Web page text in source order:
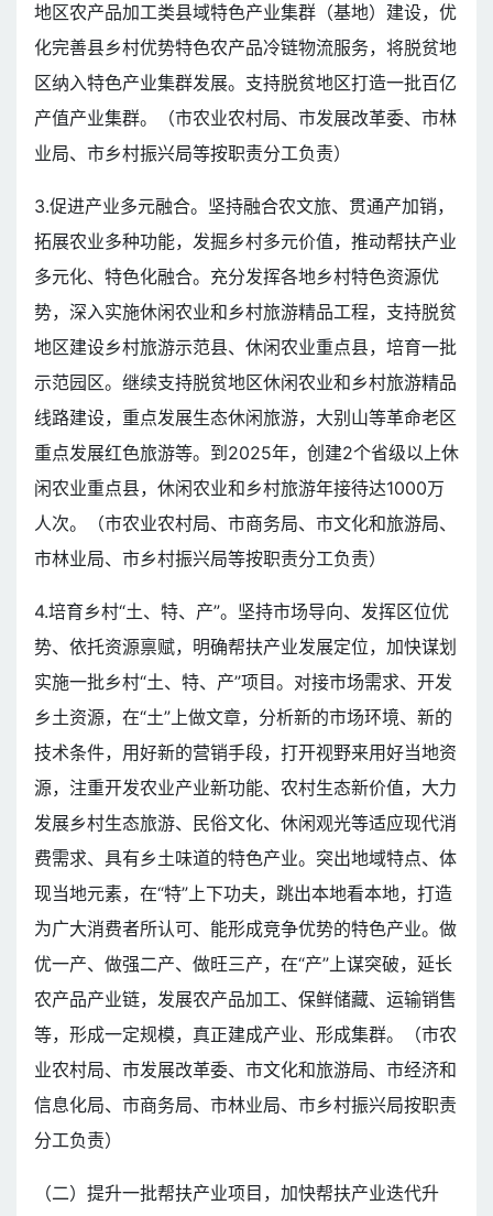
地区农产品加工类县域特色产业集群（基地）建设，优
化完善县乡村优势特色农产品冷链物流服务，将脱贫地
区纳入特色产业集群发展。支持脱贫地区打造一批百亿
产值产业集群。（市农业农村局、市发展改革委、市林
业局、市乡村振兴局等按职责分工负责）
3.促进产业多元融合。坚持融合农文旅、贯通产加销，
拓展农业多种功能，发掘乡村多元价值，推动帮扶产业
多元化、特色化融合。充分发挥各地乡村特色资源优
势，深入实施休闲农业和乡村旅游精品工程，支持脱贫
地区建设乡村旅游示范县、休闲农业重点县，培育一批
示范园区。继续支持脱贫地区休闲农业和乡村旅游精品
线路建设，重点发展生态休闲旅游，大别山等革命老区
重点发展红色旅游等。到2025年，创建2个省级以上休
闲农业重点县，休闲农业和乡村旅游年接待达1000万
人次。（市农业农村局、市商务局、市文化和旅游局、
市林业局、市乡村振兴局等按职责分工负责）
4.培育乡村“土、特、产”。坚持市场导向、发挥区位优
势、依托资源禀赋，明确帮扶产业发展定位，加快谋划
实施一批乡村“土、特、产”项目。对接市场需求、开发
乡土资源，在“土”上做文章，分析新的市场环境、新的
技术条件，用好新的营销手段，打开视野来用好当地资
源，注重开发农业产业新功能、农村生态新价值，大力
发展乡村生态旅游、民俗文化、休闲观光等适应现代消
费需求、具有乡土味道的特色产业。突出地域特点、体
现当地元素，在“特”上下功夫，跳出本地看本地，打造
为广大消费者所认可、能形成竞争优势的特色产业。做
优一产、做强二产、做旺三产，在“产”上谋突破，延长
农产品产业链，发展农产品加工、保鲜储藏、运输销售
等，形成一定规模，真正建成产业、形成集群。（市农
业农村局、市发展改革委、市文化和旅游局、市经济和
信息化局、市商务局、市林业局、市乡村振兴局按职责
分工负责）
（二）提升一批帮扶产业项目，加快帮扶产业迭代升